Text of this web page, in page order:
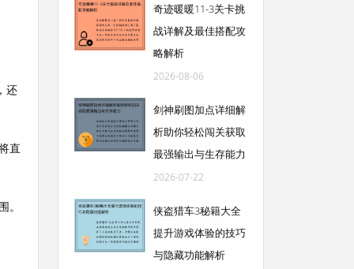
还
直
。
奇迹暖暖11-3关卡挑
战详解及最佳搭配攻
略解析
2026-08-06
剑神刷图加点详细解
析助你轻松闯关获取
最强输出与生存能力
2026-07-22
侠盗猎车3秘籍大全
提升游戏体验的技巧
与隐藏功能解析